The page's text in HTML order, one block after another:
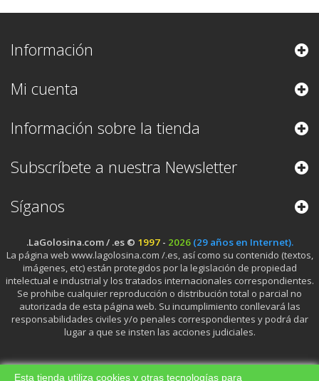
Información
Mi cuenta
Información sobre la tienda
Subscríbete a nuestra Newsletter
Síganos
.LaGolosina.com / .es © 1997- 2026 (29 años en Internet).
La página web www.lagolosina.com /.es, así como su contenido (textos,
imágenes, etc) están protegidos por la legislación de propiedad
intelectual e industrial y los tratados internacionales correspondientes.
Se prohibe cualquier reproducción o distribución total o parcial no
autorizada de esta página web. Su incumplimiento conllevará las
responsabilidades civiles y/o penales correspondientes y podrá dar
lugar a que se insten las acciones judiciales.
Esta tienda utiliza cookies y otras tecnologías para